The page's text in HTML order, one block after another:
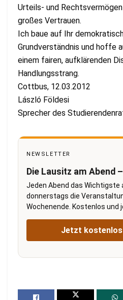
Urteils- und Rechtsvermögen
großes Vertrauen.
Ich baue auf Ihr
Grundverständnis und hoffe
einem fairen, aufklärenden
Handlungsstrang.
Cottbus, 12.03.2012
László Földesi
Sprecher des
NEWSLETTER
Die Lausitz am Abend
Jeden Abend das Wichtigste
donnerstags die
Wochenende. Kostenlos und
Jetzt kostenlos